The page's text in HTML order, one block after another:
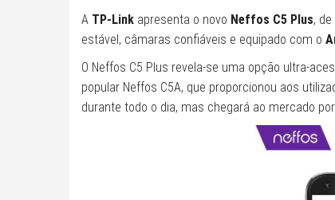
A TP-Link apresenta o novo Neffos C5 Plus, de
estável, câmaras confiáveis e equipado com o
O Neffos C5 Plus revela-se uma opção ultra-
popular Neffos C5A, que proporcionou aos
durante todo o dia, mas chegará ao mercado